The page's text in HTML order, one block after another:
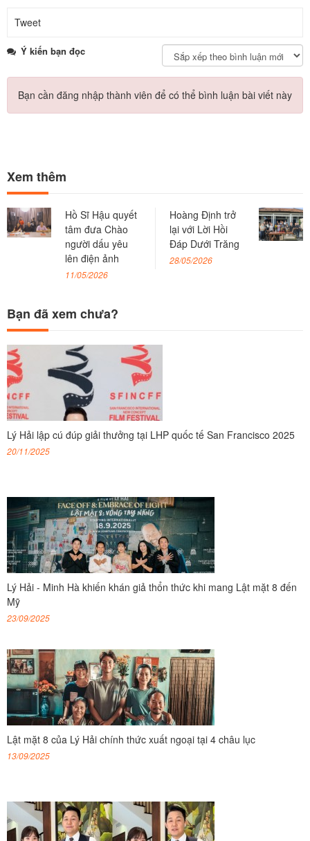
Tweet
Ý kiến bạn đọc
Bạn cần đăng nhập thành viên để có thể bình luận bài viết này
Xem thêm
Hồ Sĩ Hậu quyết
tâm đưa Chào
người dấu yêu
lên điện ảnh
11/05/2026
Hoàng Định trở
lại với Lời Hồi
Đáp Dưới Trăng
28/05/2026
Bạn đã xem chưa?
Lý Hải lập cú đúp giải thưởng tại LHP quốc tế San Francisco 2025
20/11/2025
Lý Hải - Minh Hà khiến khán giả thổn thức khi mang Lật mặt 8 đến
Mỹ
23/09/2025
Lật mặt 8 của Lý Hải chính thức xuất ngoại tại 4 châu lục
13/09/2025